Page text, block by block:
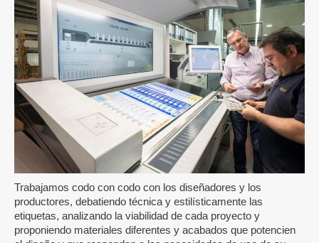
Trabajamos codo con codo con los diseñadores y los
productores, debatiendo técnica y estilísticamente las
etiquetas, analizando la viabilidad de cada proyecto y
proponiendo materiales diferentes y acabados que potencien